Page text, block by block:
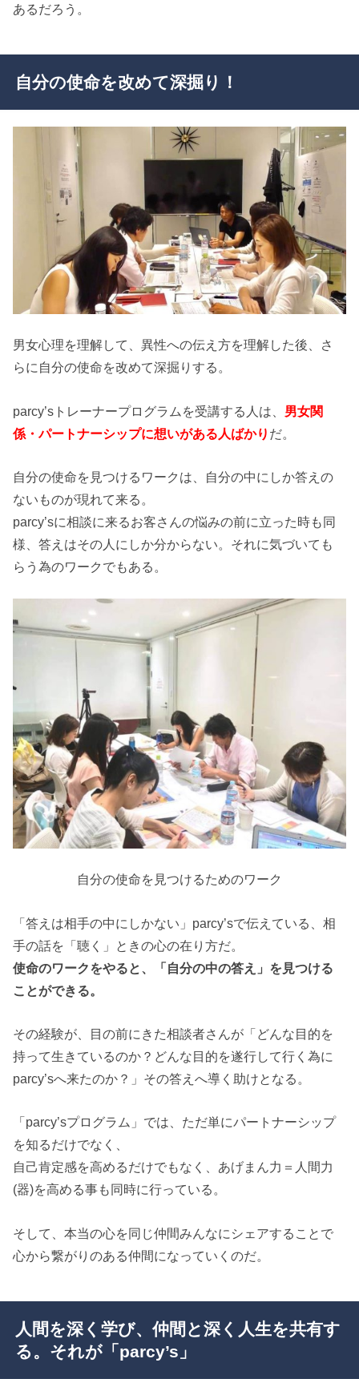
あるだろう。
自分の使命を改めて深掘り！
男女心理を理解して、異性への伝え方を理解した後、さ
らに自分の使命を改めて深掘りする。
parcy’sトレーナープログラムを受講する人は、 男女関
係・パートナーシップに想いがある人ばかり だ。
自分の使命を見つけるワークは、自分の中にしか答えの
ないものが現れて来る。
parcy’sに相談に来るお客さんの悩みの前に立った時も同
様、答えはその人にしか分からない。それに気づいても
らう為のワークでもある。
自分の使命を見つけるためのワーク
「答えは相手の中にしかない」parcy’sで伝えている、相
手の話を「聴く」ときの心の在り方だ。
使命のワークをやると、「自分の中の答え」を見つける
ことができる。
その経験が、目の前にきた相談者さんが「どんな目的を
持って生きているのか？どんな目的を遂行して行く為に
parcy’sへ来たのか？」その答えへ導く助けとなる。
「parcy’sプログラム」では、ただ単にパートナーシップ
を知るだけでなく、
自己肯定感を高めるだけでもなく、あげまん力＝人間力
(器)を高める事も同時に行っている。
そして、本当の心を同じ仲間みんなにシェアすることで
心から繋がりのある仲間になっていくのだ。
人間を深く学び、仲間と深く人生を共有す
る。それが「parcy’s」